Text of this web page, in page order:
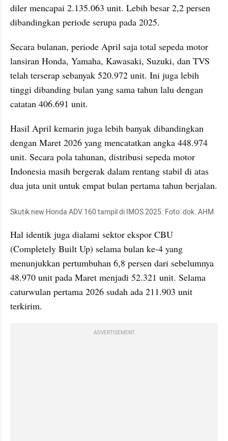
diler mencapai 2.135.063 unit. Lebih besar 2,2 persen
dibandingkan periode serupa pada 2025.
Secara bulanan, periode April saja total sepeda motor
lansiran Honda, Yamaha, Kawasaki, Suzuki, dan TVS
telah terserap sebanyak 520.972 unit. Ini juga lebih
tinggi dibanding bulan yang sama tahun lalu dengan
catatan 406.691 unit.
Hasil April kemarin juga lebih banyak dibandingkan
dengan Maret 2026 yang mencatatkan angka 448.974
unit. Secara pola tahunan, distribusi sepeda motor
Indonesia masih bergerak dalam rentang stabil di atas
dua juta unit untuk empat bulan pertama tahun berjalan.
Skutik new Honda ADV 160 tampil di IMOS 2025. Foto: dok. AHM
Hal identik juga dialami sektor ekspor CBU
(Completely Built Up) selama bulan ke-4 yang
menunjukkan pertumbuhan 6,8 persen dari sebelumnya
48.970 unit pada Maret menjadi 52.321 unit. Selama
caturwulan pertama 2026 sudah ada 211.903 unit
terkirim.
ADVERTISEMENT